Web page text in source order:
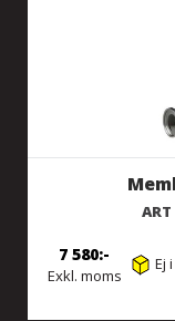
Exkl. moms
7 580 Ej